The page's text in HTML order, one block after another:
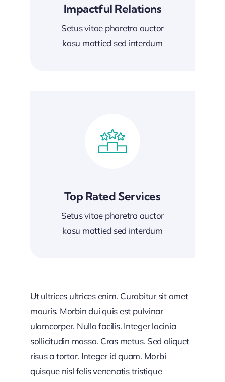
Impactful Relations
Setus vitae pharetra auctor
kasu mattied sed interdum
Top Rated Services
Setus vitae pharetra auctor
kasu mattied sed interdum
Ut ultrices ultrices enim. Curabitur sit amet
mauris. Morbin dui quis est pulvinar
ulamcorper. Nulla facilis. Integer lacinia
sollicitudin massa. Cras metus. Sed aliquet
risus a tortor. Integer id quam. Morbi
quisque nisl felis venenatis tristique